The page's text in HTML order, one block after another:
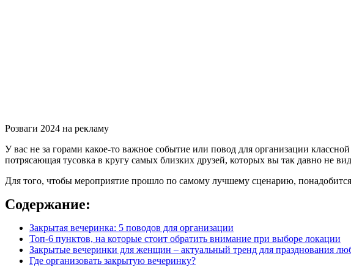
Розваги 2024 на рекламу
У вас не за горами какое-то важное событие или повод для организации
потрясающая тусовка в кругу самых близких друзей, которых вы так давно не
Для того, чтобы мероприятие прошло по самому лучшему сценарию,
Содержание:
Закрытая вечеринка: 5 поводов для организации
Топ-6 пунктов, на которые стоит обратить внимание при выборе локации
Закрытые вечеринки для женщин – актуальный тренд для празднования
Где организовать закрытую вечеринку?